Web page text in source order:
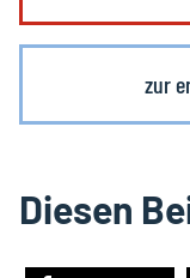
zur
Diesen